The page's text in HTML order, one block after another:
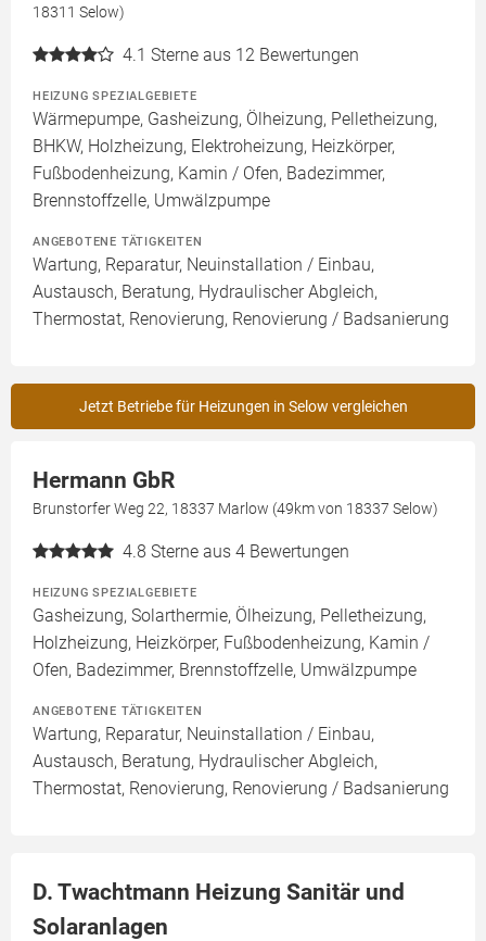
18311 Selow)
4.1 Sterne aus 12 Bewertungen
HEIZUNG SPEZIALGEBIETE
Wärmepumpe, Gasheizung, Ölheizung, Pelletheizung,
BHKW, Holzheizung, Elektroheizung, Heizkörper,
Fußbodenheizung, Kamin / Ofen, Badezimmer,
Brennstoffzelle, Umwälzpumpe
ANGEBOTENE TÄTIGKEITEN
Wartung, Reparatur, Neuinstallation / Einbau,
Austausch, Beratung, Hydraulischer Abgleich,
Thermostat, Renovierung, Renovierung / Badsanierung
Jetzt Betriebe für Heizungen in Selow vergleichen
Hermann GbR
Brunstorfer Weg 22, 18337 Marlow (49km von 18337 Selow)
4.8 Sterne aus 4 Bewertungen
HEIZUNG SPEZIALGEBIETE
Gasheizung, Solarthermie, Ölheizung, Pelletheizung,
Holzheizung, Heizkörper, Fußbodenheizung, Kamin /
Ofen, Badezimmer, Brennstoffzelle, Umwälzpumpe
ANGEBOTENE TÄTIGKEITEN
Wartung, Reparatur, Neuinstallation / Einbau,
Austausch, Beratung, Hydraulischer Abgleich,
Thermostat, Renovierung, Renovierung / Badsanierung
D. Twachtmann Heizung Sanitär und
Solaranlagen